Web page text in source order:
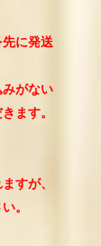
に発送
がない
ます。
すが、
。